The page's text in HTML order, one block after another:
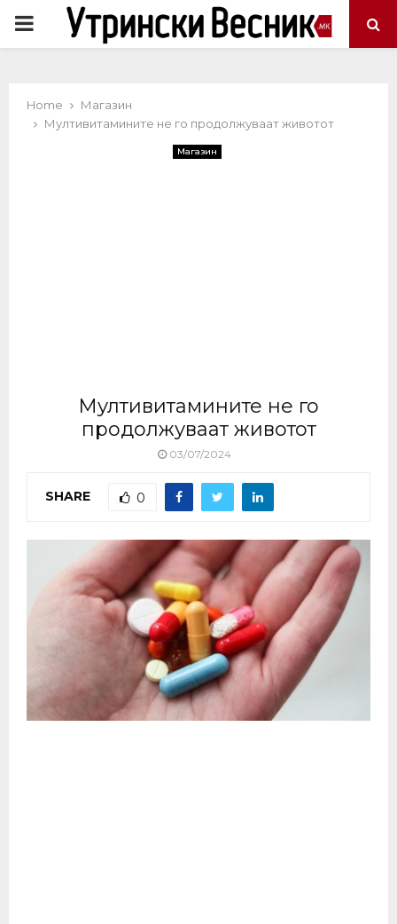
PRIMARY
Home
Магазин
Мултивитамините не го продолжуваат животот
Магазин
Мултивитамините не го
продолжуваат животот
03/07/2024
SHARE 0